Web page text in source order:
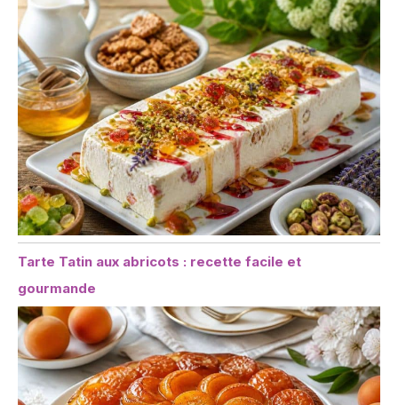
Tarte Tatin aux abricots : recette facile et
gourmande